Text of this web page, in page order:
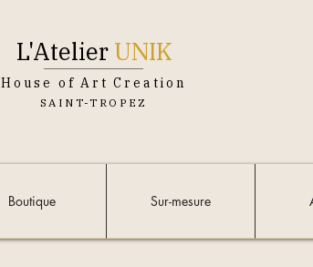
L'Atelier UNIK
House of Art Creation
SAINT-TROPEZ
Boutique Sur-mesure